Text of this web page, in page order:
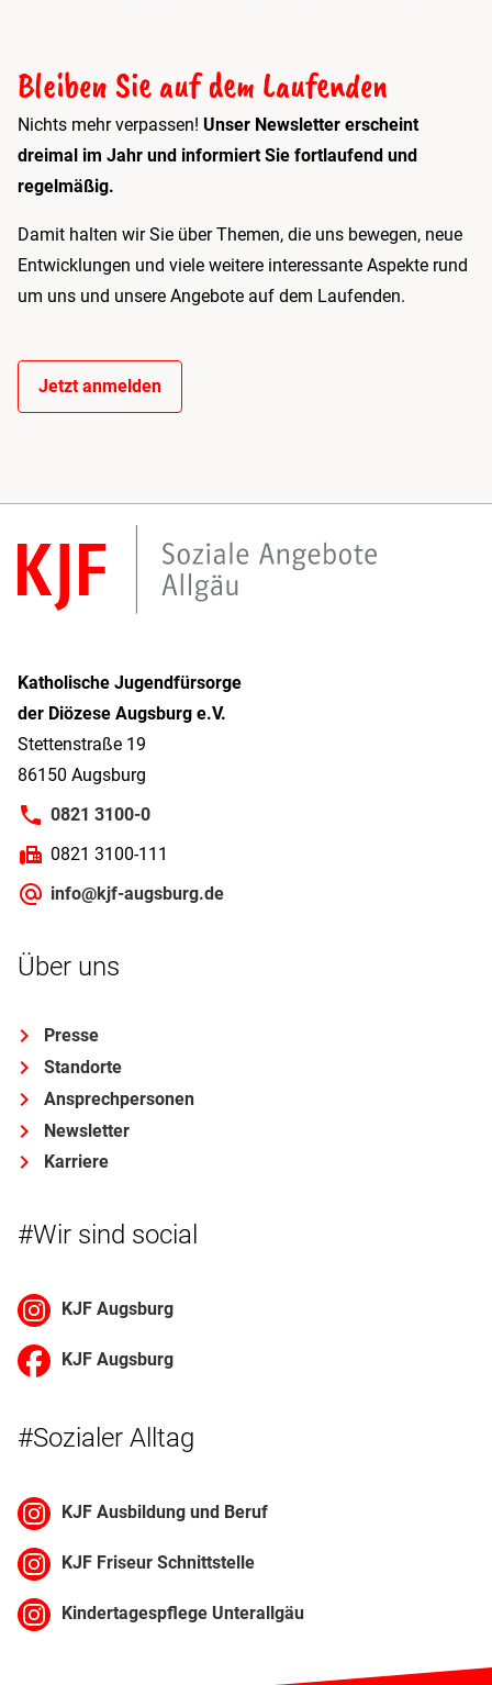
Bleiben Sie auf dem Laufenden
Nichts mehr verpassen! Unser Newsletter erscheint
dreimal im Jahr und informiert Sie fortlaufend und
regelmäßig.
Damit halten wir Sie über Themen, die uns bewegen, neue
Entwicklungen und viele weitere interessante Aspekte rund
um uns und unsere Angebote auf dem Laufenden.
Jetzt anmelden
Katholische Jugendfürsorge
der Diözese Augsburg e.V.
Stettenstraße 19
86150 Augsburg
0821 3100-0
0821 3100-111
info@kjf-augsburg.de
Über uns
Presse
Standorte
Ansprechpersonen
Newsletter
Karriere
#Wir sind social
KJF Augsburg
KJF Augsburg
#Sozialer Alltag
KJF Ausbildung und Beruf
KJF Friseur Schnittstelle
Kindertagespflege Unterallgäu